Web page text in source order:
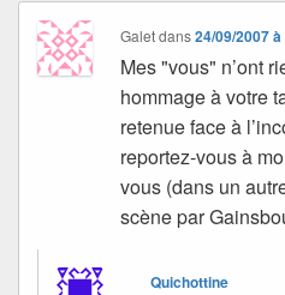
Galetdans24/09/2007
Mes "vous" n’ont
hommage à votre
retenue face à
reportez-vous à
vous (dans un
scène par
Quichottine